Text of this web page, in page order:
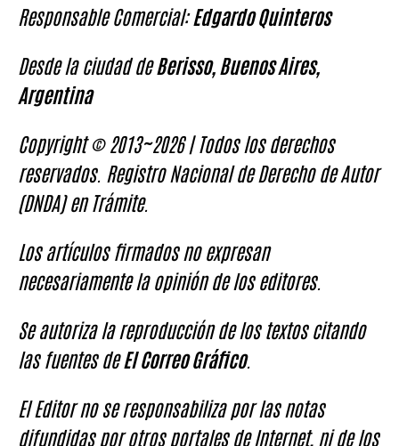
Responsable Comercial:Edgardo Quinteros
Desde la ciudad deBerisso, Buenos Aires,
Argentina
Copyright © 2013~2026 | Todos los derechos
reservados. Registro Nacional de Derecho de Autor
(DNDA) en Trámite.
Los artículos firmados no expresan
necesariamente la opinión de los editores.
Se autoriza la reproducción de los textos citando
las fuentes deEl Correo Gráfico.
El Editor no se responsabiliza por las notas
difundidas por otros portales de Internet, ni de los